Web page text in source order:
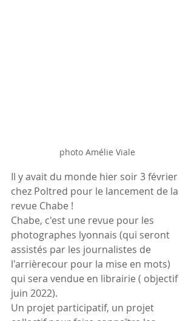
photo Amélie Viale
Il y avait du monde hier soir 3 février
chez Poltred pour le lancement de la
revue Chabe !
Chabe, c'est une revue pour les
photographes lyonnais (qui seront
assistés par les journalistes de
l'arrièrecour pour la mise en mots)
qui sera vendue en librairie ( objectif
juin 2022).
Un projet participatif, un projet